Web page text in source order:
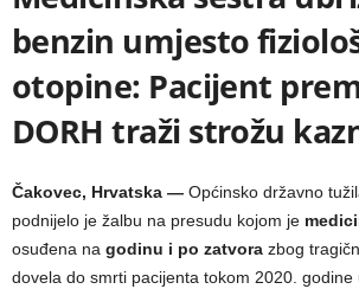
benzin umjesto
otopine: Pacijent
DORH traži strožu
Čakovec, Hrvatska — Općinsko državno
podnijelo je žalbu na presudu kojom je
osuđena na godinu i po zatvora zbog
dovela do smrti pacijenta tokom 2020. godine